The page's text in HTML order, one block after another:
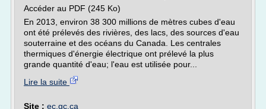
Accéder au PDF (245 Ko)
En 2013, environ 38 300 millions de mètres cubes d'eau
ont été prélevés des rivières, des lacs, des sources d'eau
souterraine et des océans du Canada. Les centrales
thermiques d'énergie électrique ont prélevé la plus
grande quantité d'eau; l'eau est utilisée pour...
Lire la suite
Site : ec.gc.ca